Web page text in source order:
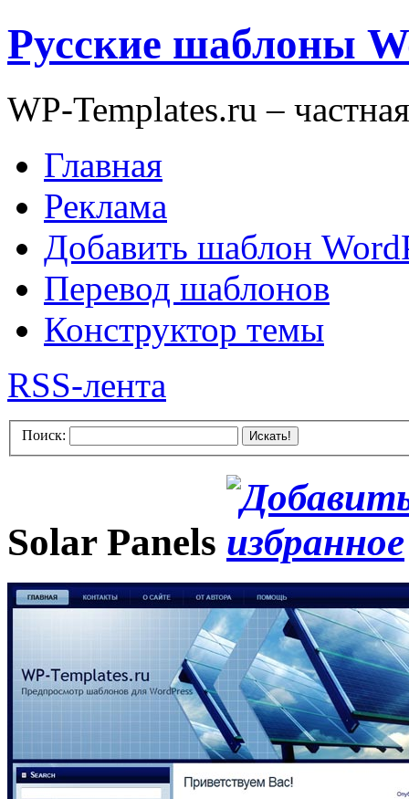
Русские шаблоны
WP-Templates.ru –
Главная
Реклама
Добавить шаблон
Перевод шаблонов
Конструктор темы
RSS-лента
Поиск: Искать!
Solar Panels